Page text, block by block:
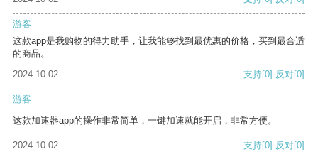
游客
这款app是我购物的得力助手，让我能够找到最优惠的价格，买到最合适
的商品。
2024-10-02
支持[0] 反对[0]
游客
这款加速器app的操作非常简单，一键加速就能开启，非常方便。
2024-10-02 支持[0] 反对[0]